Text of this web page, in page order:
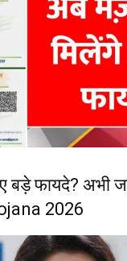
बड़े फायदे? अभी
2026